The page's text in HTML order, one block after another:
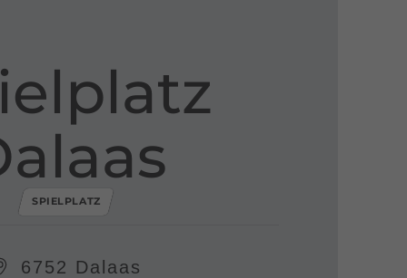
SPIELPLATZ
6752 Dalaas